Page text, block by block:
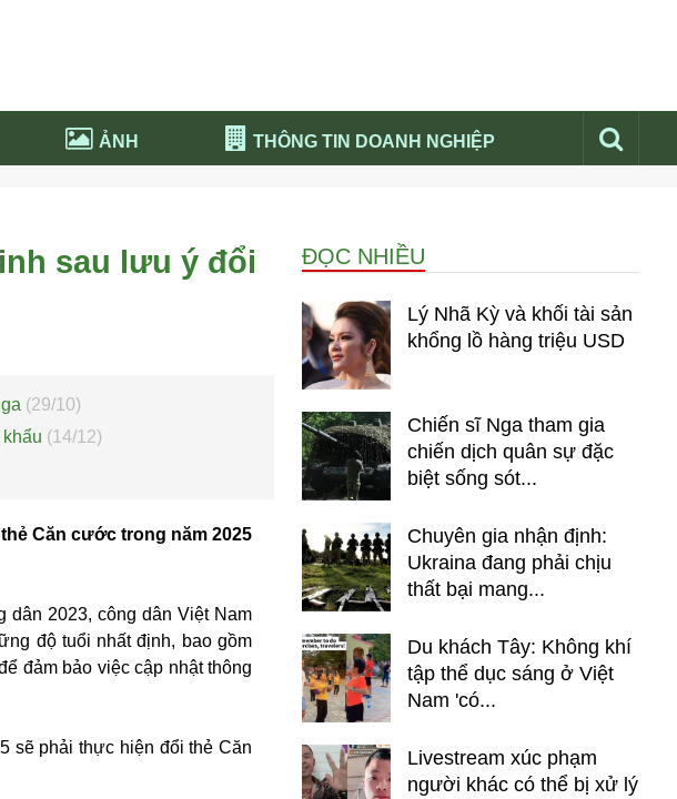
ẢNH THÔNG TIN DOANH NGHIỆP
Nổi bật báo nga
Thư viện media
Phân tích thị trường Nga 2026
sau lưu ý đổi
(29/10)
(14/12)
Căn cước trong năm 2025
2023, công dân Việt Nam
độ tuổi nhất định, bao gồm
đảm bảo việc cập nhật thông
sẽ phải thực hiện đổi thẻ Căn
ĐỌC NHIỀU
Lý Nhã Kỳ và khối tài sản
khổng lồ hàng triệu USD
Chiến sĩ Nga tham gia
chiến dịch quân sự đặc
biệt sống sót...
Chuyên gia nhận định:
Ukraina đang phải chịu
thất bại mang...
Du khách Tây: Không khí
tập thể dục sáng ở Việt
Nam 'có...
Livestream xúc phạm
người khác có thể bị xử lý